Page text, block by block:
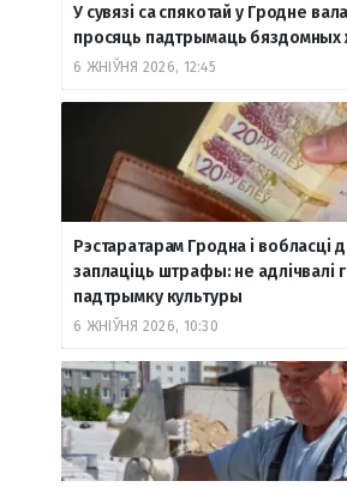
У сувязі са спякотай у Гродне
просяць падтрымаць
6 ЖНІЎНЯ 2026, 12:45
Рэстаратарам Гродна і вобласці
заплаціць штрафы: не адлічвалі
падтрымку культуры
6 ЖНІЎНЯ 2026, 10:30